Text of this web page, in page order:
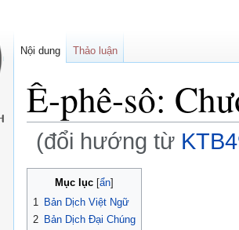
Ê-phê-sô:
(đổi hướng từ
Mục lục
1
Bản Dịch Việt Ngữ
2 Bản Dịch Đại Chúng
Nội dung Thảo luận